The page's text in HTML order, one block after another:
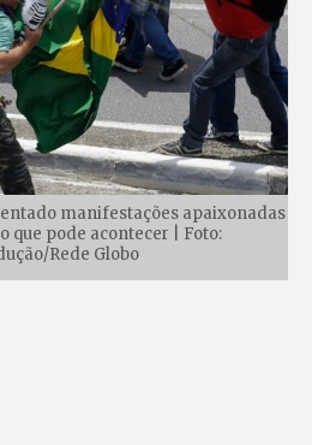
manifestações apaixonadas
que pode acontecer | Foto:
Rede Globo